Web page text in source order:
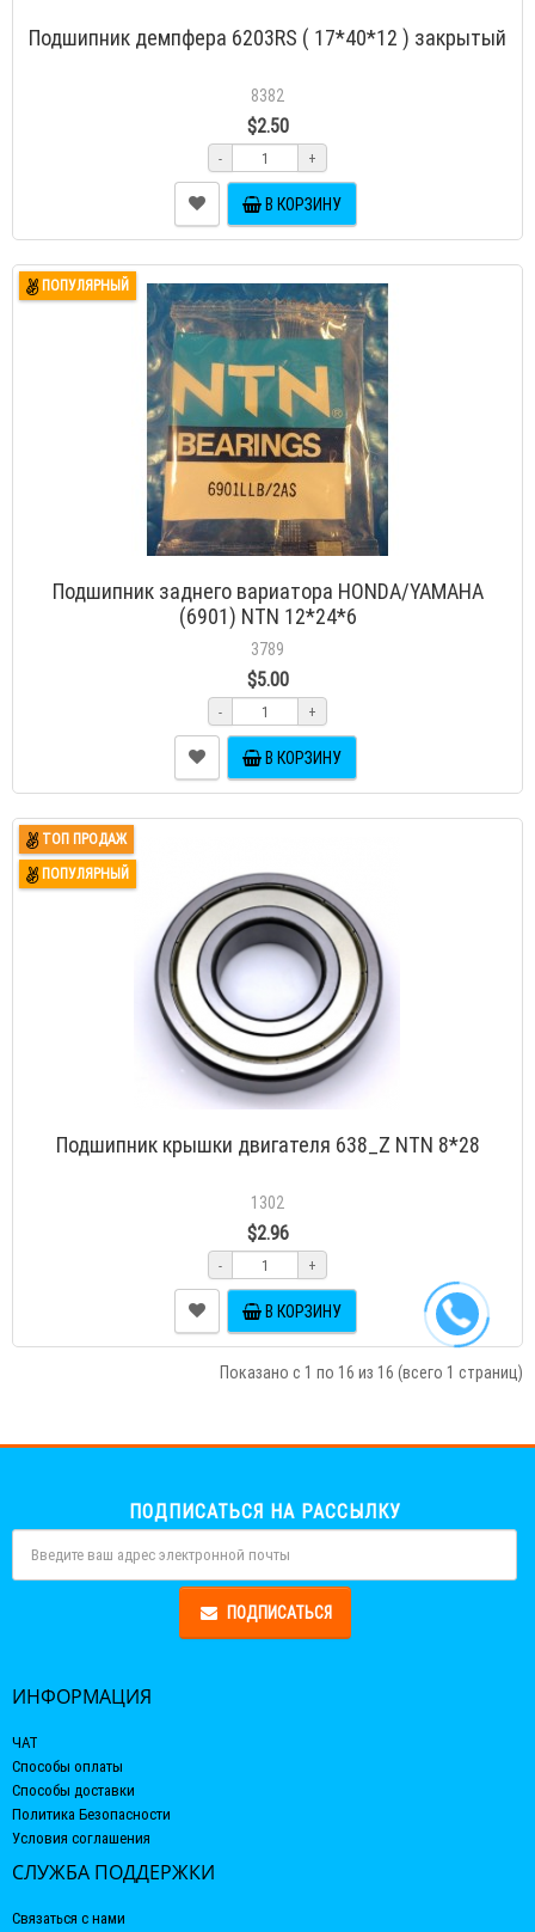
Подшипник демпфера 6203RS ( 17*40*12 ) закрытый
8382
$2.50
- +
В КОРЗИНУ
ПОПУЛЯРНЫЙ
Подшипник заднего вариатора HONDA/YAMAHA
(6901) NTN 12*24*6
3789
$5.00
- +
В КОРЗИНУ
ТОП ПРОДАЖ
ПОПУЛЯРНЫЙ
Подшипник крышки двигателя 638_Z NTN 8*28
1302
$2.96
- +
В КОРЗИНУ
Показано с 1 по 16 из 16 (всего 1 страниц)
ПОДПИСАТЬСЯ НА РАССЫЛКУ
ПОДПИСАТЬСЯ
ИНФОРМАЦИЯ
ЧАТ
Способы оплаты
Способы доставки
Политика Безопасности
Условия соглашения
СЛУЖБА ПОДДЕРЖКИ
Связаться с нами